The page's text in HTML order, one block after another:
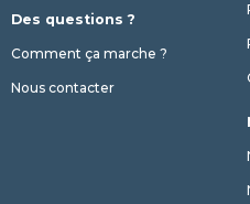
Des questions ?
Comment ça marche ?
Nous contacter